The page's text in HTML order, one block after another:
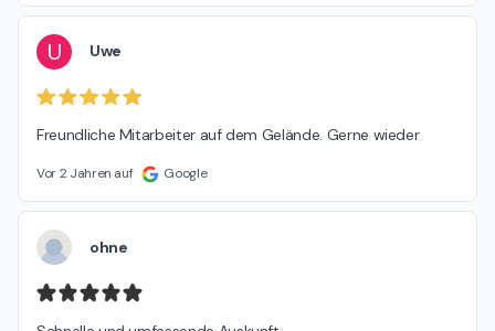
U Uwe
Freundliche Mitarbeiter auf dem Gelände. Gerne wieder
Vor 2 Jahren auf Google
ohne